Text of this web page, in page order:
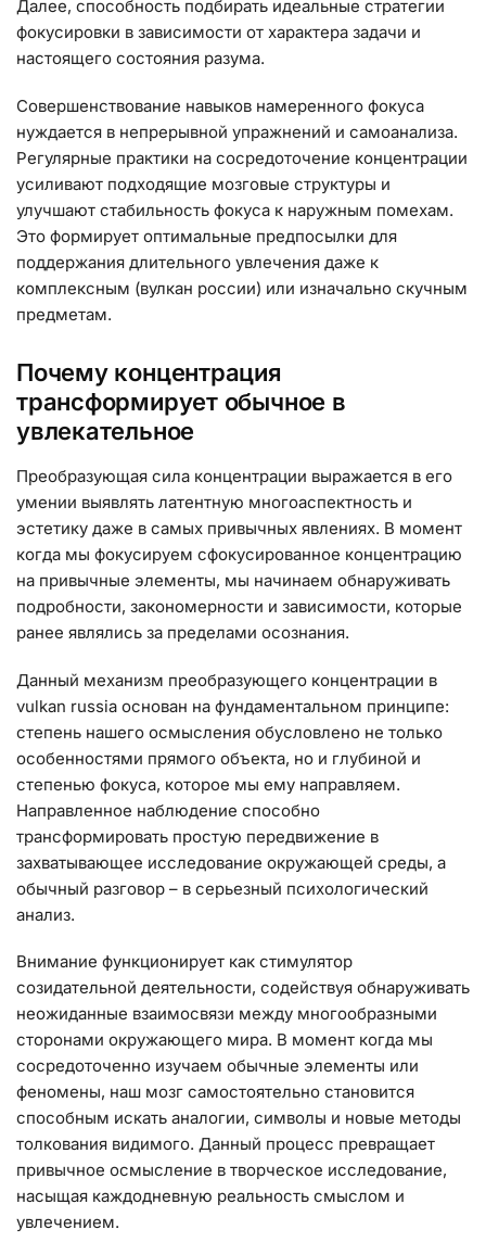
Далее, способность подбирать идеальные стратегии
фокусировки в зависимости от характера задачи и
настоящего состояния разума.
Совершенствование навыков намеренного фокуса
нуждается в непрерывной упражнений и самоанализа.
Регулярные практики на сосредоточение концентрации
усиливают подходящие мозговые структуры и
улучшают стабильность фокуса к наружным помехам.
Это формирует оптимальные предпосылки для
поддержания длительного увлечения даже к
комплексным (вулкан россии) или изначально скучным
предметам.
Почему концентрация
трансформирует обычное в
увлекательное
Преобразующая сила концентрации выражается в его
умении выявлять латентную многоаспектность и
эстетику даже в самых привычных явлениях. В момент
когда мы фокусируем сфокусированное концентрацию
на привычные элементы, мы начинаем обнаруживать
подробности, закономерности и зависимости, которые
ранее являлись за пределами осознания.
Данный механизм преобразующего концентрации в
vulkan russia основан на фундаментальном принципе:
степень нашего осмысления обусловлено не только
особенностями прямого объекта, но и глубиной и
степенью фокуса, которое мы ему направляем.
Направленное наблюдение способно
трансформировать простую передвижение в
захватывающее исследование окружающей среды, а
обычный разговор – в серьезный психологический
анализ.
Внимание функционирует как стимулятор
созидательной деятельности, содействуя обнаруживать
неожиданные взаимосвязи между многообразными
сторонами окружающего мира. В момент когда мы
сосредоточенно изучаем обычные элементы или
феномены, наш мозг самостоятельно становится
способным искать аналогии, символы и новые методы
толкования видимого. Данный процесс превращает
привычное осмысление в творческое исследование,
насыщая каждодневную реальность смыслом и
увлечением.